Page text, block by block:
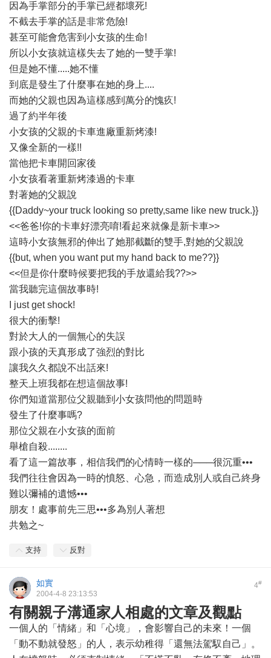
因為手掌部分的手掌已經都壞死!
不截去手掌的話是非常危險!
甚至可能會危害到小女孩的生命!
所以小女孩就這樣失去了她的一雙手掌!
但是她不懂.....她不懂
到底是發生了什麼事在她的身上....
而她的父親也因為這樣感到萬分的愧疚!
過了約半年後
小女孩的父親的卡車進廠重新烤漆!
又像全新的一樣!!
當他把卡車開回家後
小女孩看著重新烤漆過的卡車
對著她的父親說
{{Daddy~your truck looking so pretty,same like new truck.}}
<<爸爸!你的卡車好漂亮唷!看起來就像是新卡車>>
這時小女孩無邪的伸出了她那截斷的雙手,對她的父親說
{{but, when you want put my hand back to me??}}
<<但是你什麼時候要把我的手放還給我??>>
當我聽完這個故事時!
I just get shock!
很大的衝擊!
對於大人的一個無心的失誤
跟小孩的天真形成了強烈的對比
讓我久久都說不出話來!
整天上班我都在想這個故事!
你們知道當那位父親聽到小女孩問他的問題時
發生了什麼事嗎?
那位父親在小女孩的面前
舉槍自殺........
看了這一篇故事，相信我們的心情時一樣的───很沉重•••
我們往往會因為一時的憤怒、心急，而造成別人或自己終身
難以彌補的遺憾•••
朋友！處事前先三思•••多為別人著想
共勉之~
支持 反對
4#
如實
2004-4-8 23:13:53
有關親子溝通家人相處的文章及觀點
一個人的「情緒」和「心境」，會影響自己的未來！一個
「動不動就發怒」的人，表示幼稚得「還無法駕馭自己」。